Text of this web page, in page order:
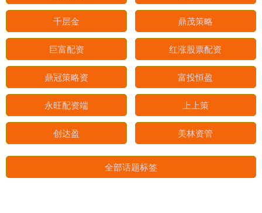
千层金 鼎茂策略
巨富配资 红涨股票配资
鼎冠策略资 富投恒盈
永旺配资端 上上策
创达盈 美林资管
全部话题标签